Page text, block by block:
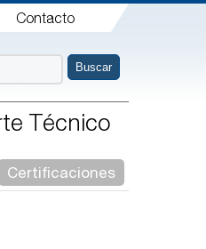
Contacto
Técnico
Certificaciones